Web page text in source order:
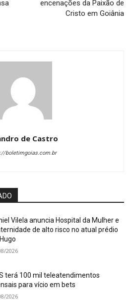
encenações da Paixão de
Cristo em Goiânia
de Castro
boletimgoias.com.br
Vilela anuncia Hospital da Mulher e
de alto risco no atual prédio
2026
terá 100 mil teleatendimentos
para vício em bets
2026